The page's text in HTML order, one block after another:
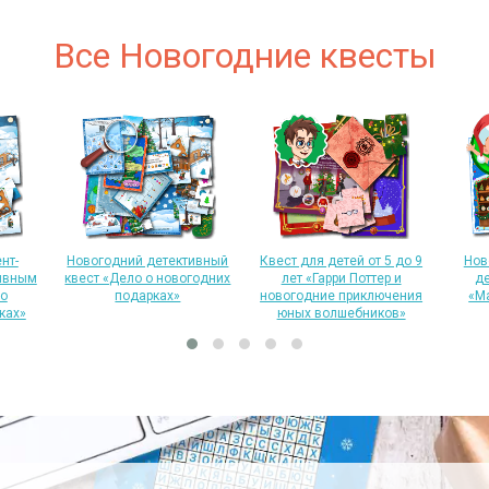
Все Новогодние квесты
Новогодний детективный
квест «Дело о новогодних
подарках»
Квест для детей от 5 до 9
лет «Гарри Поттер и
новогодние приключения
юных волшебников»